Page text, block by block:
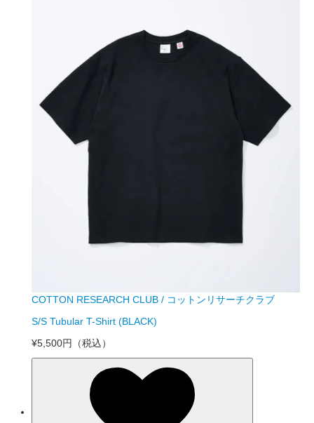
COTTON RESEARCH CLUB / コットンリサーチクラブ
S/S Tubular T-Shirt (BLACK)
¥5,500円
（税込）